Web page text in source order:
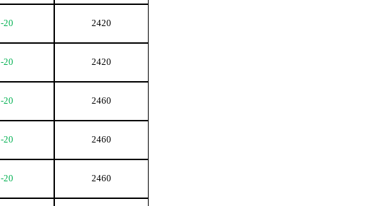
-20 2420
-20 2420
-20 2460
-20 2460
-20 2460